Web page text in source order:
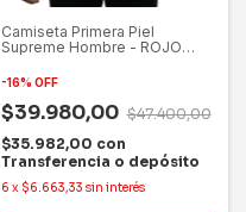
Camiseta Primera Piel
Supreme Hombre - ROJO
-16% OFF
$39.980,00 $47.400,00
$35.982,00 con
Transferencia o depósito
6 x $6.663,33 sin interés